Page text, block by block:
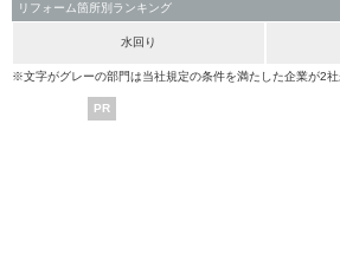
リフォーム箇所別ランキング
水回り
※文字がグレーの部門は当社規定の条件を満たした企業が2社
PR